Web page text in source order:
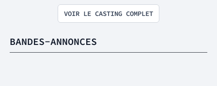
VOIR LE CASTING COMPLET
BANDES-ANNONCES